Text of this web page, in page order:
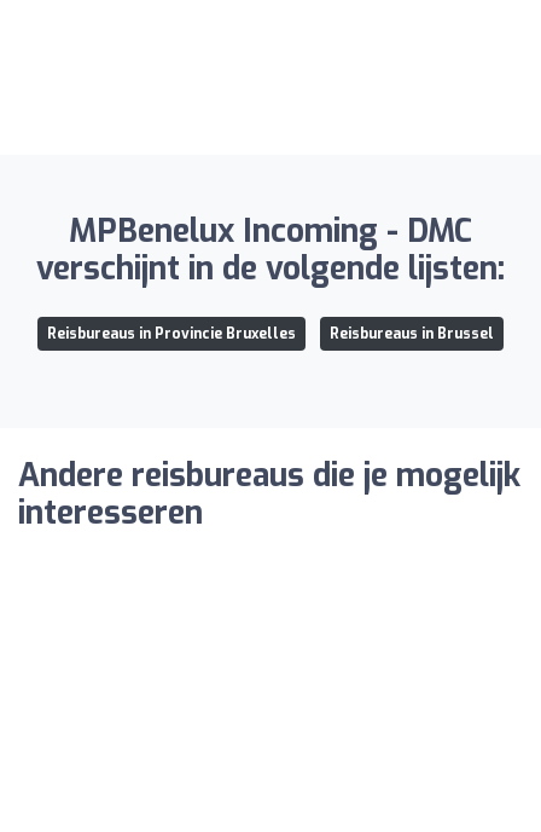
MPBenelux Incoming - DMC
verschijnt in de volgende lijsten:
Reisbureaus in Provincie Bruxelles Reisbureaus in Brussel
Andere reisbureaus die je mogelijk
interesseren